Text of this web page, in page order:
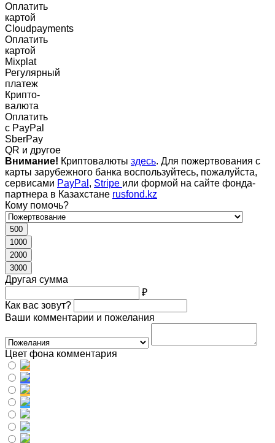
Оплатить
картой
Cloudpayments
Оплатить
картой
Mixplat
Регулярный
платеж
Крипто-
валюта
Оплатить
c PayPal
SberPay
QR и другое
Внимание! Криптовалюты здесь. Для пожертвования с
карты зарубежного банка воспользуйтесь, пожалуйста,
сервисами PayPal , Stripe или формой на сайте фонда-
партнера в Казахстане rusfond.kz
Кому помочь?
500
1000
2000
3000
Другая сумма
₽
Как вас зовут?
Ваши комментарии и пожелания
Цвет фона комментария